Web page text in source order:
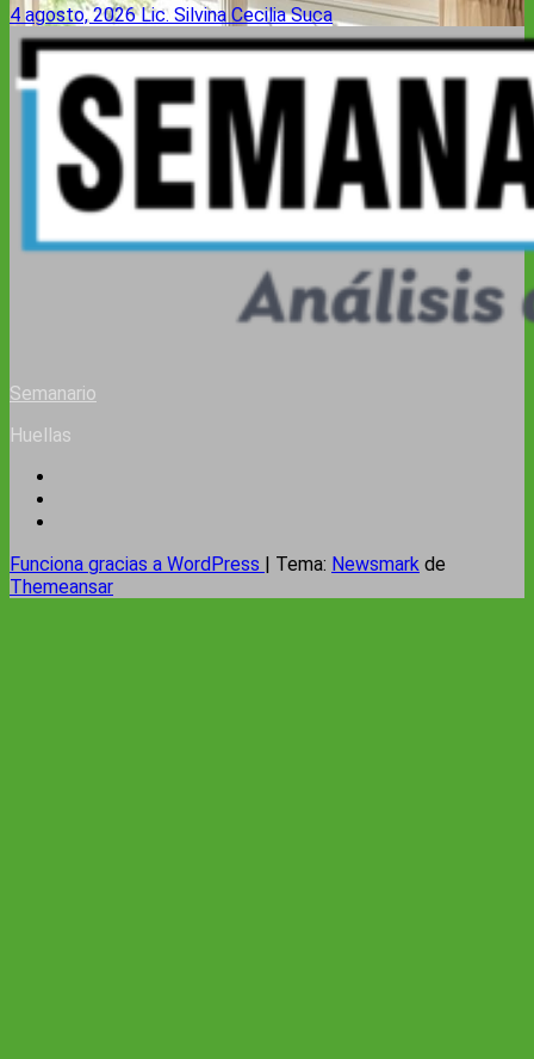
4 agosto, 2026Lic. Silvina Cecilia Suca
Semanario
Huellas
Funciona gracias a WordPress Tema: Newsmark de
Themeansar